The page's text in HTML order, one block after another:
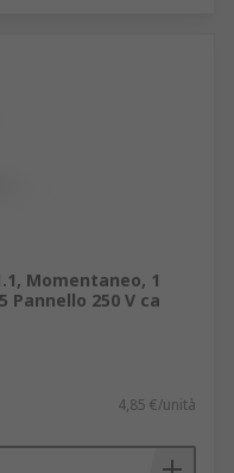
Momentaneo, 1
Pannello 250 V ca
4,85 €/unità